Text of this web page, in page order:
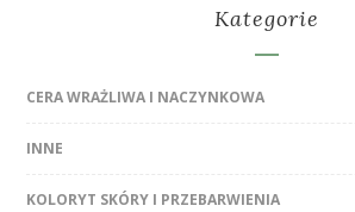
Kategorie
CERA WRAŻLIWA I NACZYNKOWA
INNE
KOLORYT SKÓRY I PRZEBARWIENIA